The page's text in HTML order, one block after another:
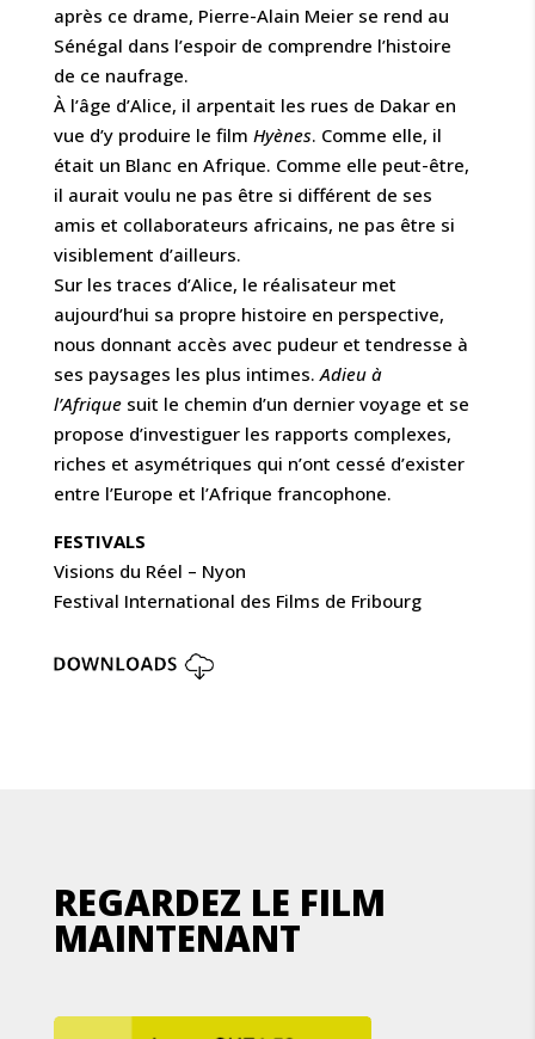
après ce drame, Pierre-Alain Meier se rend au
Sénégal dans l’espoir de comprendre l’histoire
de ce naufrage.
À l’âge d’Alice, il arpentait les rues de Dakar en
vue d’y produire le film Hyènes. Comme elle, il
était un Blanc en Afrique. Comme elle peut-être,
il aurait voulu ne pas être si différent de ses
amis et collaborateurs africains, ne pas être si
visiblement d’ailleurs.
Sur les traces d’Alice, le réalisateur met
aujourd’hui sa propre histoire en perspective,
nous donnant accès avec pudeur et tendresse à
ses paysages les plus intimes.Adieu à
l’Afriquesuit le chemin d’un dernier voyage et se
propose d’investiguer les rapports complexes,
riches et asymétriques qui n’ont cessé d’exister
entre l’Europe et l’Afrique francophone.
FESTIVALS
Visions du Réel – Nyon
Festival International des Films de Fribourg
REGARDEZ LE FILM
MAINTENANT